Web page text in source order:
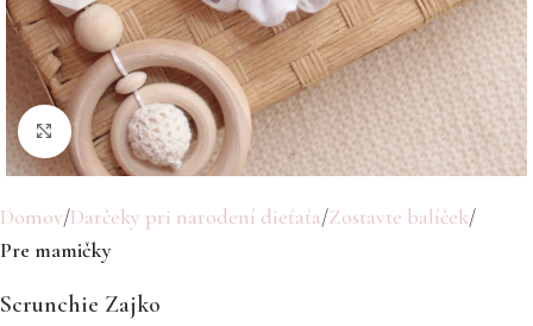
Click to enlarge
Domov Darčeky pri narodení dieťaťa Zostavte balíček
Pre mamičky
Scrunchie Zajko